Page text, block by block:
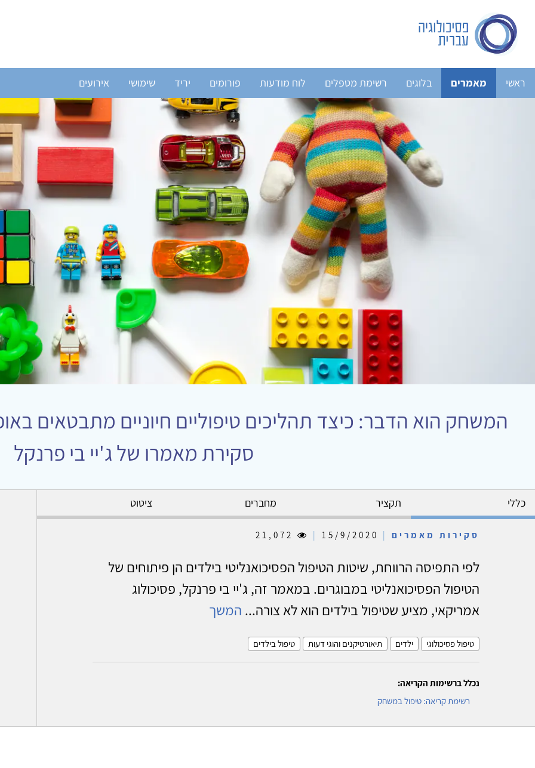
ראשי מאמרים בלוגים רשימת מטפלים לוח מודעות פורומים יריד שימושי אירועים
המשחק הוא הדבר: כיצד תהליכים טיפוליים חיוניים מתבטאים
סקירת מאמרו של ג'יי בי פרנקל
כללי תקציר מחברים ציטוט
סקירות מאמרים |
|
לפי התפיסה הרווחת, שיטות הטיפול הפסיכואנליטי בילדים הן פיתוחים של
הטיפול הפסיכואנליטי במבוגרים. במאמר זה, ג'יי בי פרנקל, פסיכולוג
אמריקאי, מציע שטיפול בילדים הוא לא צורה... המשך
טיפול פסיכולוגי ילדים תיאורטיקנים והוגי דעות טיפול בילדים
נכלל ברשימות הקריאה:
רשימת קריאה: טיפול במשחק